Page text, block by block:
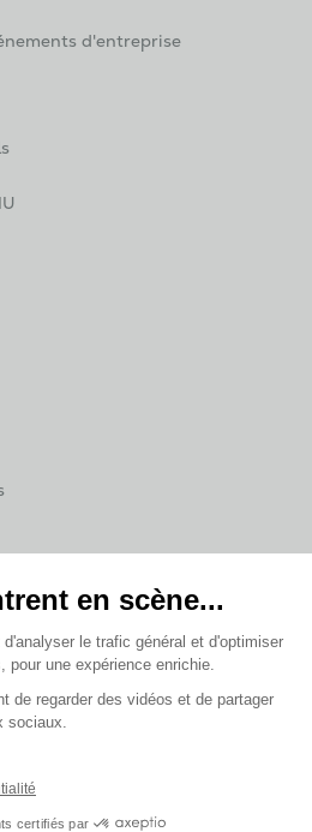
d'entreprise